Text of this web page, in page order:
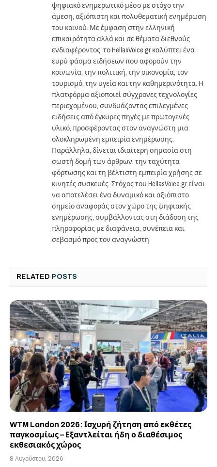
ψηφιακό ενημερωτικό μέσο με στόχο την
άμεση, αξιόπιστη και πολυθεματική ενημέρωση
του κοινού. Με έμφαση στην ελληνική
επικαιρότητα αλλά και σε θέματα διεθνούς
ενδιαφέροντος, το HellasVoice.gr καλύπτει ένα
ευρύ φάσμα ειδήσεων που αφορούν την
κοινωνία, την πολιτική, την οικονομία, τον
τουρισμό, την υγεία και την καθημερινότητα. Η
πλατφόρμα αξιοποιεί σύγχρονες τεχνολογίες
περιεχομένου, συνδυάζοντας επιλεγμένες
ειδήσεις από έγκυρες πηγές με πρωτογενές
υλικό, προσφέροντας στον αναγνώστη μια
ολοκληρωμένη εμπειρία ενημέρωσης.
Παράλληλα, δίνεται ιδιαίτερη σημασία στη
σωστή δομή των άρθρων, την ταχύτητα
φόρτωσης και τη βέλτιστη εμπειρία χρήσης σε
κινητές συσκευές. Στόχος του HellasVoice.gr είναι
να αποτελέσει ένα δυναμικό και αξιόπιστο
σημείο αναφοράς στον χώρο της ψηφιακής
ενημέρωσης, συμβάλλοντας στη διάδοση της
πληροφορίας με διαφάνεια, συνέπεια και
σεβασμό προς τον αναγνώστη.
RELATED POSTS
WTM London 2026: Ισχυρή ζήτηση από εκθέτες
παγκοσμίως – Εξαντλείται ήδη ο διαθέσιμος
εκθεσιακός χώρος
8 Αυγούστου, 2026